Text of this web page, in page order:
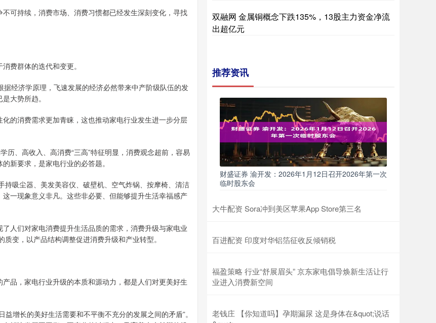
可持续，消费市场、消费习惯都已经发生深刻变化，寻找
费群体的迭代和变更。
经济学原理，飞速发展的经济必然带来中产阶级队伍的发
大势所趋。
的消费需求更加青睐，这也推动家电行业发生进一步分层
、高收入、高消费“三高”特征明显，消费观念超前，容易
新要求，是家电行业的必答题。
吸尘器、美发美容仪、破壁机、空气炸锅、按摩椅、清洁
一现象意义非凡。这些非必要、但能够提升生活幸福感产
人们对家电消费提升生活品质的需求，消费升级与家电业
变，以产品结构调整促进消费升级和产业转型。
品，家电行业升级的本质和源动力，都是人们对更美好生
增长的美好生活需要和不平衡不充分的发展之间的矛盾”。
双融网 金属铜概念下跌135%，13股主力资金净流
出超亿元
推荐资讯
财盛证券 渝开发：2026年1月12日召开2026年第一次
临时股东会
大牛配资 Sora冲到美区苹果App Store第三名
百进配资 印度对华铝箔征收反倾销税
福盈策略 行业“舒展眉头” 京东家电倡导焕新生活让行
业进入消费新空间
老钱庄 【你知道吗】孕期漏尿 这是身体在&quot;说话